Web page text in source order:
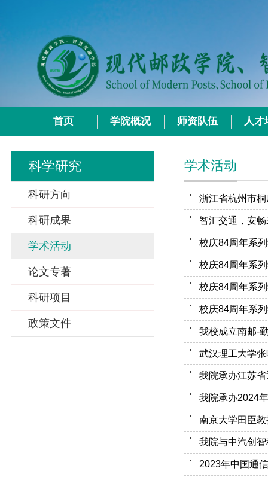
首页 学院概况 师资队伍 人才
科学研究
科研方向
科研成果
学术活动
论文专著
科研项目
政策文件
学术活动
浙江省杭州市
校庆84周年系
我校成立南邮-
南京大学田臣
我院与中汽创